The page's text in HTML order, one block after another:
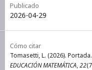
Publicado
2026-04-29
Cómo citar
Tomasetti, L. (2026). Portada.
EDUCACIÓN MATEMÁTICA,22